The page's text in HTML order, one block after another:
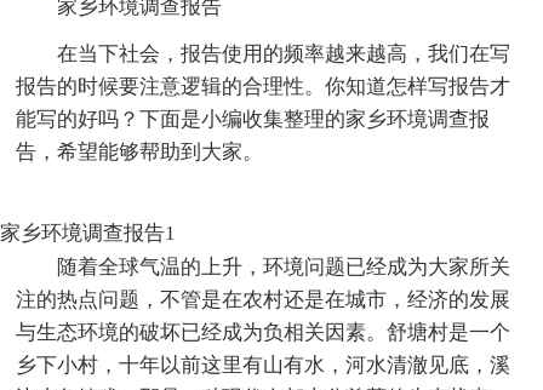
家乡环境调查报告
在当下社会，报告使用的频率越来越高，我们在写
报告的时候要注意逻辑的合理性。你知道怎样写报告才
能写的好吗？下面是小编收集整理的家乡环境调查报
告，希望能够帮助到大家。
家乡环境调查报告1
随着全球气温的上升，环境问题已经成为大家所关
注的热点问题，不管是在农村还是在城市，经济的发展
与生态环境的破坏已经成为负相关因素。舒塘村是一个
乡下小村，十年以前这里有山有水，河水清澈见底，溪